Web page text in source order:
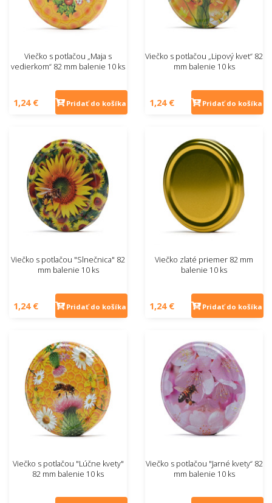
Viečko s potlačou „Maja s
vedierkom“ 82 mm balenie 10 ks
1,24 € Pridať do košíka
Viečko s potlačou „Lipový kvet“ 82
mm balenie 10 ks
1,24 € Pridať do košíka
Viečko s potlačou "Slnečnica" 82
mm balenie 10 ks
1,24 € Pridať do košíka
Viečko zlaté priemer 82 mm
balenie 10 ks
1,24 € Pridať do košíka
Viečko s potlačou "Lúčne kvety"
82 mm balenie 10 ks
Viečko s potlačou "Jarné kvety“ 82
mm balenie 10 ks